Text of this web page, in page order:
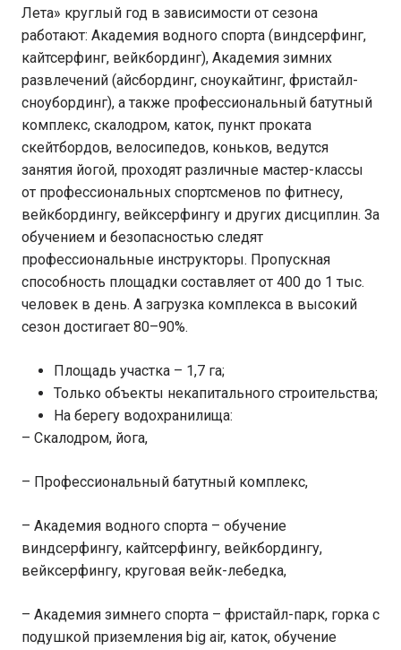
Лета» круглый год в зависимости от сезона
работают: Академия водного спорта (виндсерфинг,
кайтсерфинг, вейкбординг), Академия зимних
развлечений (айсбординг, сноукайтинг, фристайл-
сноубординг), а также профессиональный батутный
комплекс, скалодром, каток, пункт проката
скейтбордов, велосипедов, коньков, ведутся
занятия йогой, проходят различные мастер-классы
от профессиональных спортсменов по фитнесу,
вейкбордингу, вейксерфингу и других дисциплин. За
обучением и безопасностью следят
профессиональные инструкторы. Пропускная
способность площадки составляет от 400 до 1 тыс.
человек в день. А загрузка комплекса в высокий
сезон достигает 80–90%.
Площадь участка – 1,7 га;
Только объекты некапитального строительства;
На берегу водохранилища:
– Скалодром, йога,
– Профессиональный батутный комплекс,
– Академия водного спорта – обучение
виндсерфингу, кайтсерфингу, вейкбордингу,
вейксерфингу, круговая вейк-лебедка,
– Академия зимнего спорта – фристайл-парк, горка с
подушкой приземления big air, каток, обучение